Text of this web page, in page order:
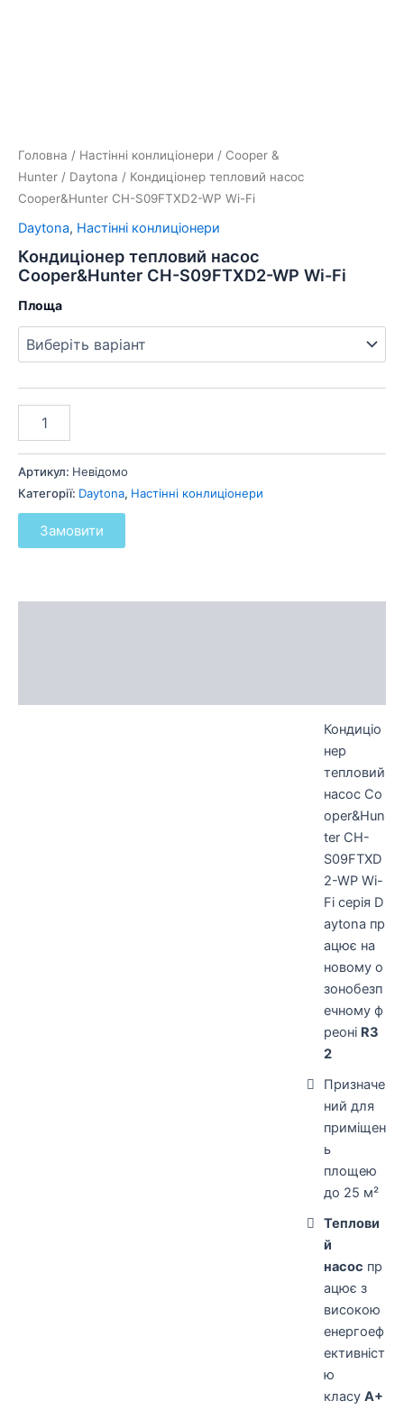
Головна / Настінні конлиціонери / Cooper &
Hunter / Daytona / Кондиціонер тепловий насос
Cooper&Hunter CH-S09FTXD2-WP Wi-Fi
Daytona, Настінні конлиціонери
Кондиціонер тепловий насос
Cooper&Hunter CH-S09FTXD2-WP Wi-Fi
Площа
CH-
S09FTXD2-
WP
Fi
Артикул: Невідомо
Категорії: Daytona, Настінні конлиціонери
Замовити
Кондиціо
нер
тепловий
насос Co
oper&Hun
ter CH-
S09FTXD
2-WP Wi-
Fiсерія D
aytona пр
ацює на
новому о
зонобезп
ечному ф
реоні R3
2
Призначе
ний для
приміщен
ь
площею
до 25 м²
Теплови
й
насос пр
ацює з
високою
енергоеф
ективніст
ю
класу A+